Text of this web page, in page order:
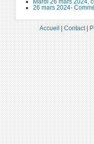
Mardi 26 mars 2024,
26 mars 2024-
Accueil|Contact|